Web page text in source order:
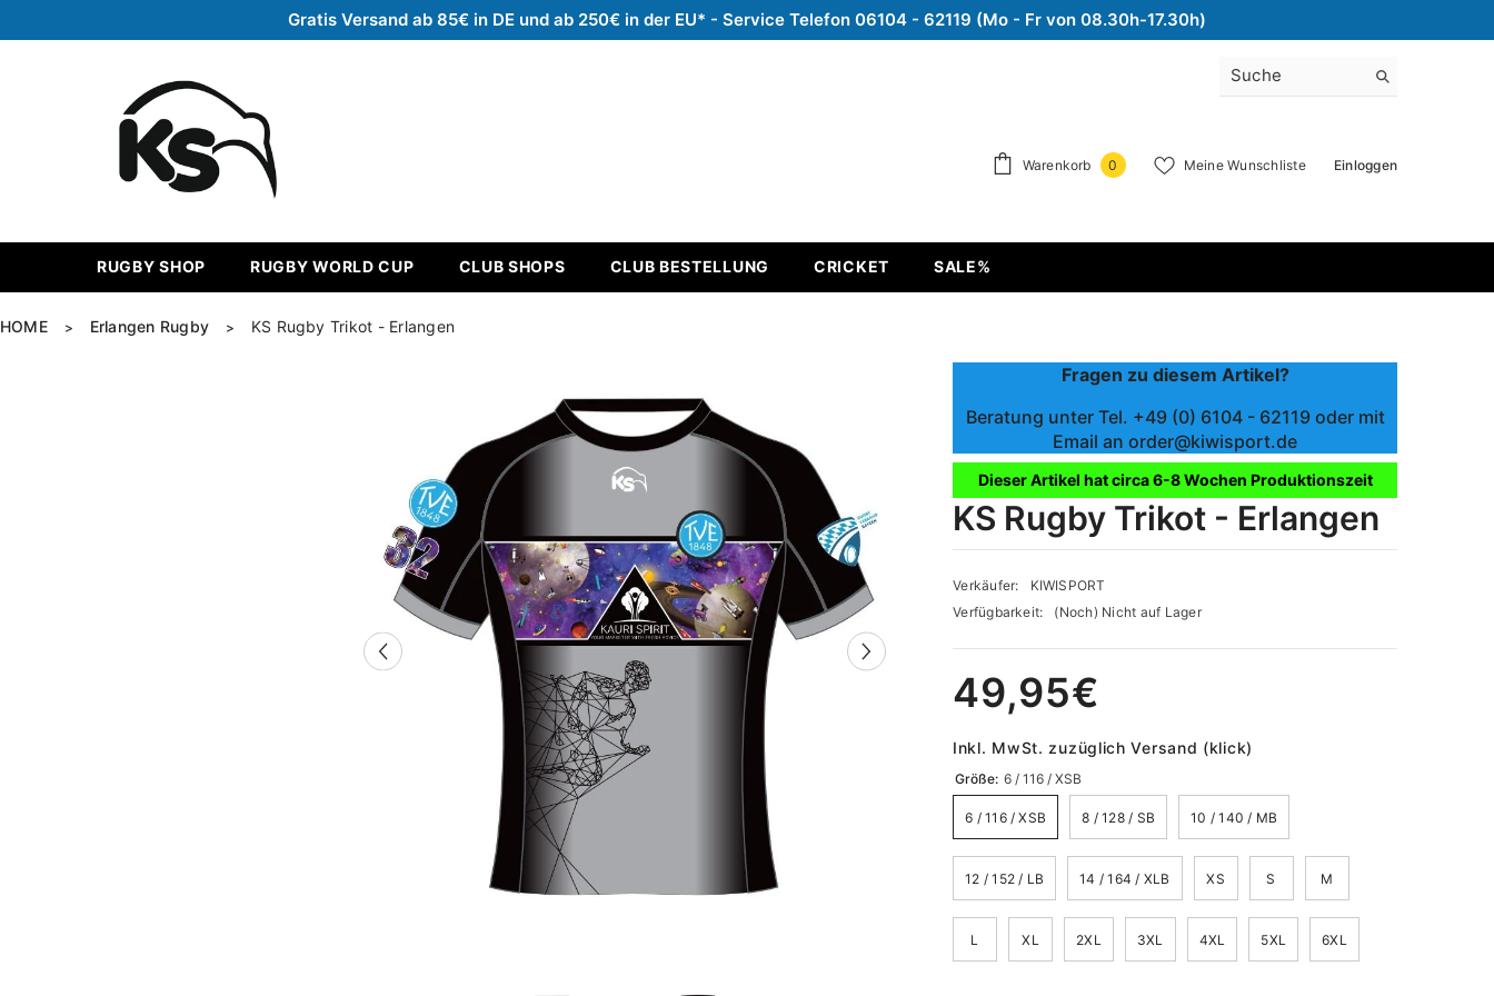
Gratis Versand ab 85€ in DE und ab 250€ in der EU* - Service Telefon 06104 - 62119 (Mo - Fr von 08.30h-17.30h)
Warenkorb 0 0
Meine Wunschliste Einloggen
RUGBY SHOP RUGBY WORLD CUP CLUB SHOPS CLUB BESTELLUNG CRICKET SALE%
HOME > Erlangen Rugby > KS Rugby Trikot - Erlangen
Fragen zu diesem Artikel?
Beratung unter Tel. +49 (0) 6104 - 62119 oder mit
Email an order@kiwisport.de
Dieser Artikel hat circa 6-8 Wochen Produktionszeit
KS Rugby Trikot - Erlangen
Verkäufer:
KIWISPORT
Verfügbarkeit:
(Noch) Nicht auf Lager
49,95€
Inkl. MwSt. zuzüglich Versand (klick)
Größe: 6 / 116 / XSB
6 / 116 / XSB 8 / 128 / SB 10 / 140 / MB
12 / 152 / LB 14 / 164 / XLB XS S M
L XL 2XL 3XL 4XL 5XL 6XL